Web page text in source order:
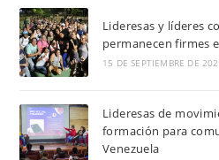
Lideresas y líderes
permanecen firmes
15 DE SEPTIEMBRE DE
Lideresas de
formación para
Venezuela